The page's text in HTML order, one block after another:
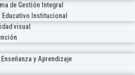
de Gestión Integral
Educativo Institucional
visual
y Aprendizaje